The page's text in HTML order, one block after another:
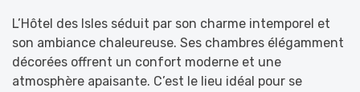
L’Hôtel des Isles séduit par son charme intemporel et
son ambiance chaleureuse. Ses chambres élégamment
décorées offrent un confort moderne et une
atmosphère apaisante. C’est le lieu idéal pour se